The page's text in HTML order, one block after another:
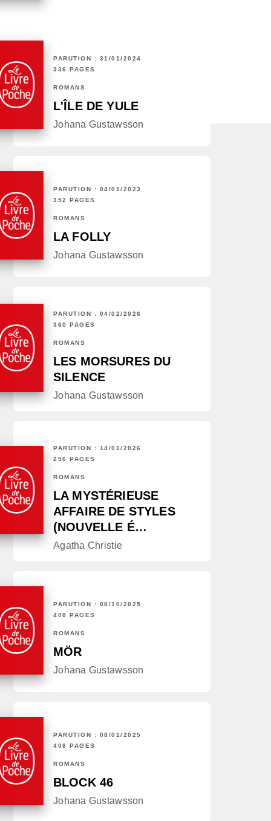
PARUTION : 31/01/2024
336 PAGES
ROMANS
L'ÎLE DE YULE
Johana Gustawsson
PARUTION : 04/01/2023
352 PAGES
ROMANS
LA FOLLY
Johana Gustawsson
PARUTION : 04/02/2026
360 PAGES
ROMANS
LES MORSURES DU
SILENCE
Johana Gustawsson
PARUTION : 14/01/2026
256 PAGES
ROMANS
LA MYSTÉRIEUSE
AFFAIRE DE STYLES
(NOUVELLE É…
Agatha Christie
PARUTION : 08/10/2025
408 PAGES
ROMANS
MÖR
Johana Gustawsson
PARUTION : 08/01/2025
408 PAGES
ROMANS
BLOCK 46
Johana Gustawsson